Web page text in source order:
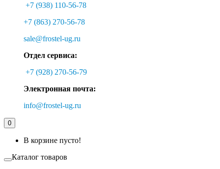
+7 (938) 110-56-78
+7 (863) 270-56-78
sale@frostel-ug.ru
Отдел сервиса:
+7 (928) 270-56-79
Электронная почта:
info@frostel-ug.ru
0
В корзине пусто!
Каталог товаров